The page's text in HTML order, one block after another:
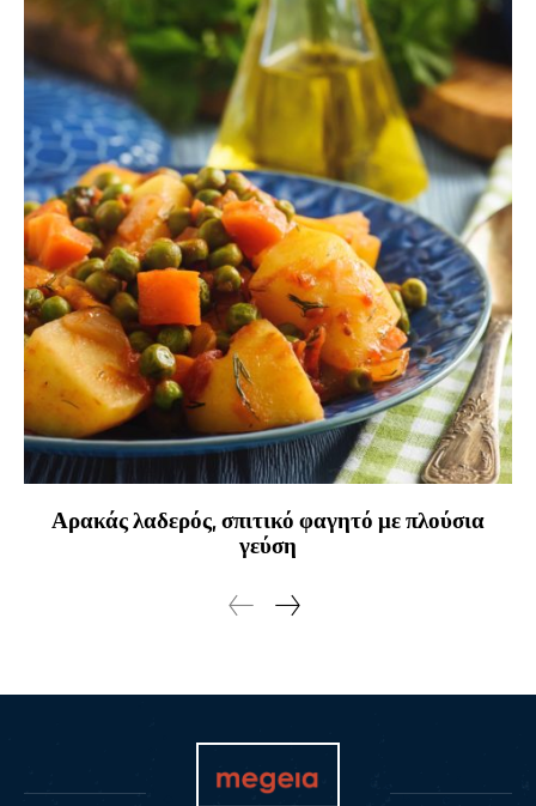
Αρακάς λαδερός, σπιτικό φαγητό με πλούσια
γεύση